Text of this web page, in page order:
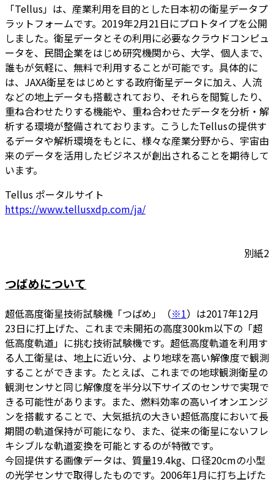
「Tellus」は、産業利用を目的とした日本初の衛星データプ
ラットフォームです。2019年2月21日にプロトタイプを公開
しました。衛星データとその利用に必要なクラウドコンピュ
ータを、民間企業をはじめ研究機関から、大学、個人まで、
誰もが気軽に、無料で利用することが可能です。具体的に
は、JAXA衛星をはじめとする政府衛星データに加え、人流
などの地上データも搭載されており、それらを閲覧したり、
重ね合わせたりする機能や、重ね合わせたデータを分析・解
析する環境が整備されております。こうしたTellusの提供す
るデータや解析環境をもとに、様々な産業分野から、宇宙由
来のデータを活用したビジネスが創出されることを期待して
います。
Tellus ポータルサイト
https://www.tellusxdp.com/ja/
別紙2
つばめについて
超低高度衛星技術試験機「つばめ」（※1）は2017年12月
23日に打上げた、これまで未開拓の高度300km以下の「超
低高度軌道」に挑む技術試験機です。超低高度軌道を利用す
る人工衛星は、地上に近い分、より地球を高い解像度で観測
することができます。たとえば、これまでの地球観測衛星の
観測センサと同じ解像度を半分以下サイズのセンサで実現で
きる可能性があります。また、燃料効率の高いイオンエンジ
ンを搭載することで、大気抵抗の大きい超低高度において長
期間の軌道保持が可能になり、また、従来の衛星にないフレ
キシブルな軌道変換を可能とするのが特徴です。
今回提供する画像データは、質量19.4kg、口径20cmの小型
の光学センサで取得したものです。2006年1月に打ち上げた